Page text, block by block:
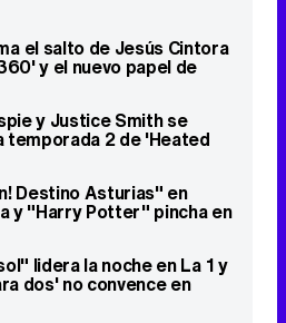
el salto de Jesús Cintora
y el nuevo papel de
y Justice Smith se
temporada 2 de 'Heated
Destino Asturias" en
y "Harry Potter" pincha en
lidera la noche en La 1 y
dos' no convence en